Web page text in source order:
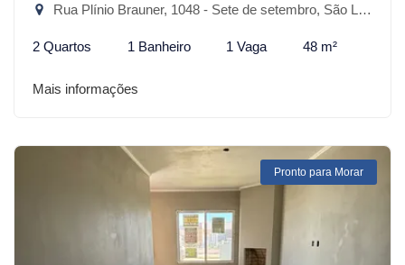
Rua Plínio Brauner, 1048 - Sete de setembro, São Lourenço do Sul-RS
2 Quartos 1 Banheiro 1 Vaga 48 m²
Mais informações
Pronto para Morar